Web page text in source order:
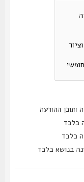
ההודעה
בלבד